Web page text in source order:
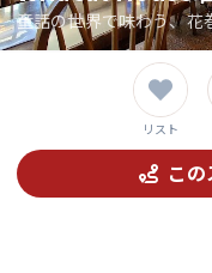
童話の世界で味わう、花
リスト
こ